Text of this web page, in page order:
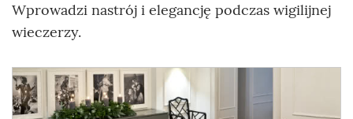
Wprowadzi nastrój i elegancję podczas wigilijnej
wieczerzy.